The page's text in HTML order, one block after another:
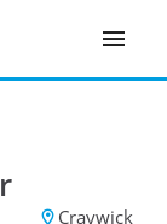
Craywick